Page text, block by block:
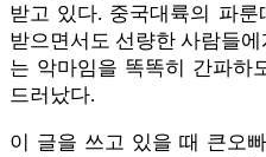
받고 있다. 중국대륙의 파
받으면서도 선량한 사람들
는 악마임을 똑똑히 간파하
드러났다.
이 글을 쓰고 있을 때 큰오